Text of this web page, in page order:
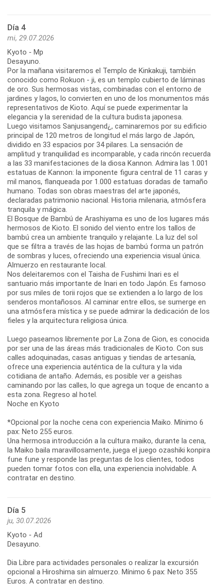
Día 4
mi, 29.07.2026
Kyoto - Mp
Desayuno.
Por la mañana visitaremos el Templo de Kinkakuji, también
conocido como Rokuon - ji, es un templo cubierto de láminas
de oro. Sus hermosas vistas, combinadas con el entorno de
jardines y lagos, lo convierten en uno de los monumentos más
representativos de Kioto. Aquí se puede experimentar la
elegancia y la serenidad de la cultura budista japonesa.
Luego visitamos Sanjusangend¿, caminaremos por su edificio
principal de 120 metros de longitud el más largo de Japón,
dividido en 33 espacios por 34 pilares. La sensación de
amplitud y tranquilidad es incomparable, y cada rincón recuerda
a las 33 manifestaciones de la diosa Kannon. Admira las 1.001
estatuas de Kannon: la imponente figura central de 11 caras y
mil manos, flanqueada por 1.000 estatuas doradas de tamaño
humano. Todas son obras maestras del arte japonés,
declaradas patrimonio nacional. Historia milenaria, atmósfera
tranquila y mágica.
El Bosque de Bambú de Arashiyama es uno de los lugares más
hermosos de Kioto. El sonido del viento entre los tallos de
bambú crea un ambiente tranquilo y relajante. La luz del sol
que se filtra a través de las hojas de bambú forma un patrón
de sombras y luces, ofreciendo una experiencia visual única.
Almuerzo en restaurante local.
Nos deleitaremos con el Taisha de Fushimi Inari es el
santuario más importante de Inari en todo Japón. Es famoso
por sus miles de torii rojos que se extienden a lo largo de los
senderos montañosos. Al caminar entre ellos, se sumerge en
una atmósfera mística y se puede admirar la dedicación de los
fieles y la arquitectura religiosa única.
Luego paseamos libremente por La Zona de Gion, es conocida
por ser una de las áreas más tradicionales de Kioto. Con sus
calles adoquinadas, casas antiguas y tiendas de artesanía,
ofrece una experiencia auténtica de la cultura y la vida
cotidiana de antaño. Además, es posible ver a geishas
caminando por las calles, lo que agrega un toque de encanto a
esta zona. Regreso al hotel.
Noche en Kyoto
*Opcional por la noche cena con experiencia Maiko. Mínimo 6
pax: Neto 255 euros.
Una hermosa introducción a la cultura maiko, durante la cena,
la Maiko baila maravillosamente, juega el juego ozashiki konpira
fune fune y responde las preguntas de los clientes, todos
pueden tomar fotos con ella, una experiencia inolvidable. A
Día 5
ju, 30.07.2026
Kyoto - Ad
Desayuno.
Dia Libre para actividades personales o realizar la excursión
opcional a Hiroshima sin almuerzo. Mínimo 6 pax: Neto 355
Euros. A contratar en destino.